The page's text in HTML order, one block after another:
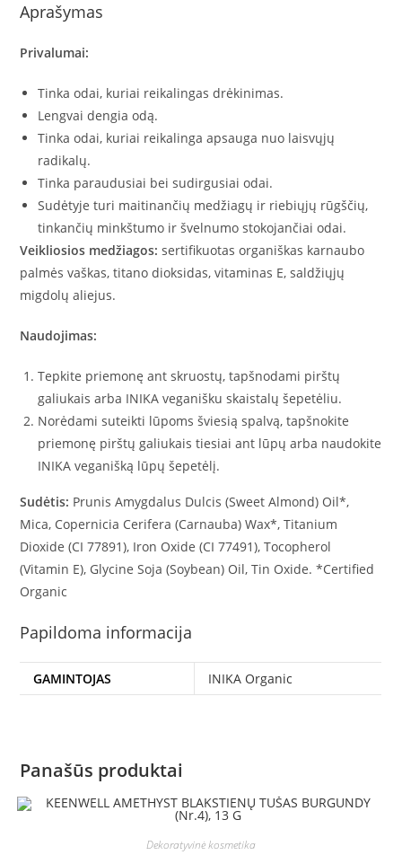
Aprašymas
Privalumai:
Tinka odai, kuriai reikalingas drėkinimas.
Lengvai dengia odą.
Tinka odai, kuriai reikalinga apsauga nuo laisvųjų
radikalų.
Tinka paraudusiai bei sudirgusiai odai.
Sudėtyje turi maitinančių medžiagų ir riebiųjų rūgščių,
tinkančių minkštumo ir švelnumo stokojančiai odai.
Veikliosios medžiagos: sertifikuotas organiškas karnaubo
palmės vaškas, titano dioksidas, vitaminas E, saldžiųjų
migdolų aliejus.
Naudojimas:
Tepkite priemonę ant skruostų, tapšnodami pirštų
galiukais arba INIKA veganišku skaistalų šepetėliu.
Norėdami suteikti lūpoms šviesią spalvą, tapšnokite
priemonę pirštų galiukais tiesiai ant lūpų arba naudokite
INIKA veganišką lūpų šepetėlį.
Sudėtis: Prunis Amygdalus Dulcis (Sweet Almond) Oil*,
Mica, Copernicia Cerifera (Carnauba) Wax*, Titanium
Dioxide (CI 77891), Iron Oxide (CI 77491), Tocopherol
(Vitamin E), Glycine Soja (Soybean) Oil, Tin Oxide. *Certified
Organic
Papildoma informacija
GAMINTOJAS INIKA Organic
Panašūs produktai
Dekoratyvinė kosmetika